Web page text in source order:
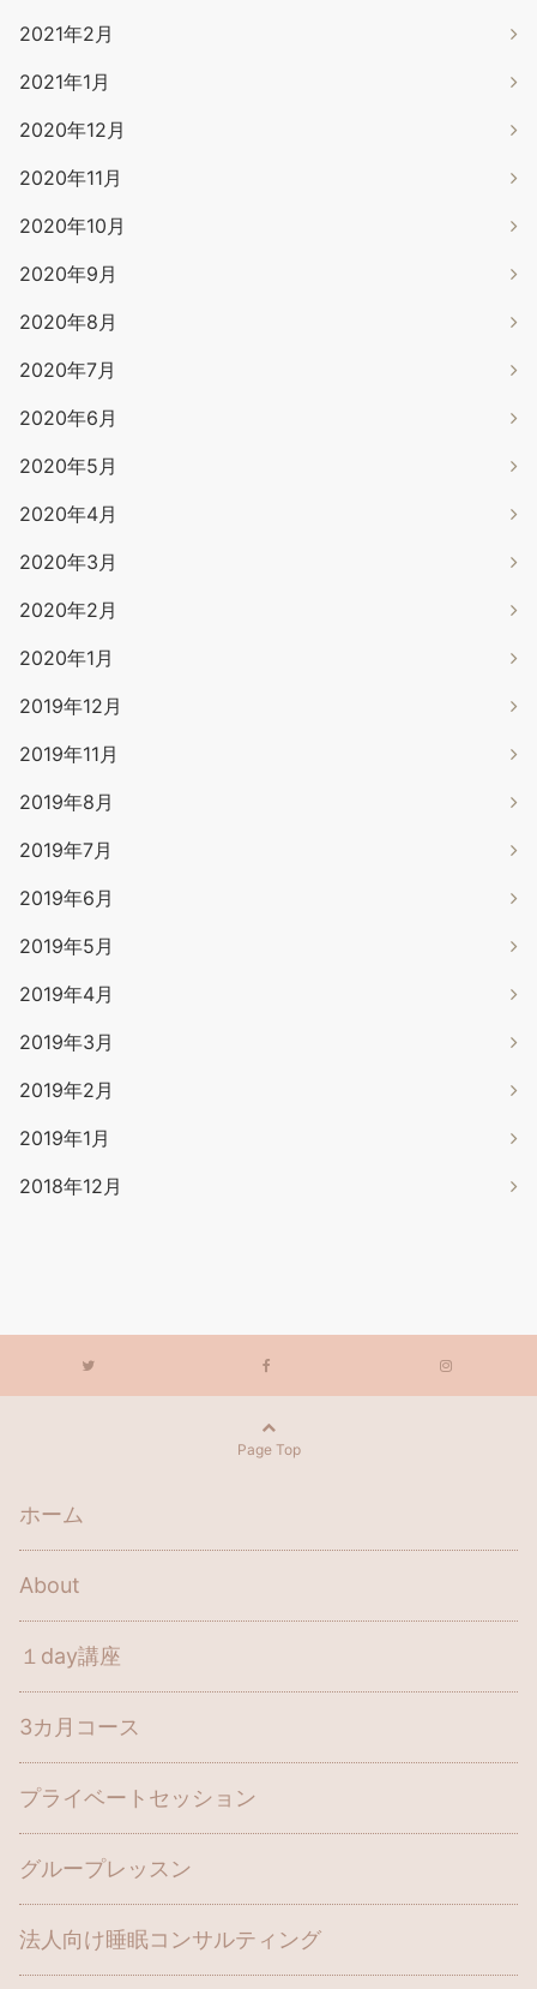
2021年2月
2021年1月
2020年12月
2020年11月
2020年10月
2020年9月
2020年8月
2020年7月
2020年6月
2020年5月
2020年4月
2020年3月
2020年2月
2020年1月
2019年12月
2019年11月
2019年8月
2019年7月
2019年6月
2019年5月
2019年4月
2019年3月
2019年2月
2019年1月
2018年12月
Page Top
ホーム
About
１day講座
3カ月コース
プライベートセッション
グループレッスン
法人向け睡眠コンサルティング